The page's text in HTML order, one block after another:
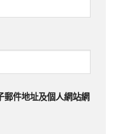
郵件地址及個人網站網